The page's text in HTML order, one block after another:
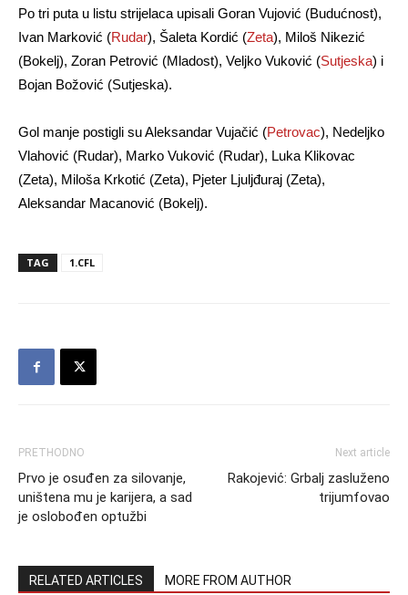
Po tri puta u listu strijelaca upisali Goran Vujović (Budućnost),
Ivan Marković (Rudar), Šaleta Kordić (Zeta), Miloš Nikezić
(Bokelj), Zoran Petrović (Mladost), Veljko Vuković (Sutjeska) i
Bojan Božović (Sutjeska).
Gol manje postigli su Aleksandar Vujačić (Petrovac), Nedeljko
Vlahović (Rudar), Marko Vuković (Rudar), Luka Klikovac
(Zeta), Miloša Krkotić (Zeta), Pjeter Ljuljđuraj (Zeta),
Aleksandar Macanović (Bokelj).
TAG 1.CFL
PRETHODNO
Prvo je osuđen za silovanje,
uništena mu je karijera, a sad
je oslobođen optužbi
Next article
Rakojević: Grbalj zasluženo
trijumfovao
RELATED ARTICLES MORE FROM AUTHOR